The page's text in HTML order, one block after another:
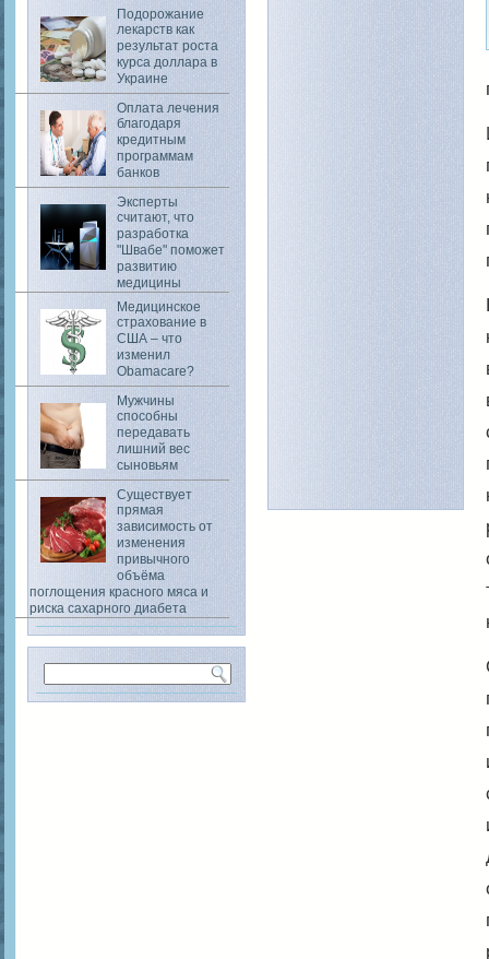
Подорожание
лекарств как
результат роста
курса доллара в
Украине
Оплата лечения
благодаря
кредитным
программам
банков
Эксперты
считают, что
разработка
"Швабе" поможет
развитию
медицины
Медицинское
страхование в
США – что
изменил
Obamacare?
Мужчины
способны
передавать
лишний вес
сыновьям
Существует
прямая
зависимость от
изменения
привычного
объёма
поглощения красного мяса и
риска сахарного диабета